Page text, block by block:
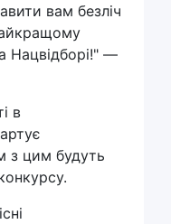
вам безліч
Нацвідборі!" —
в
з цим будуть